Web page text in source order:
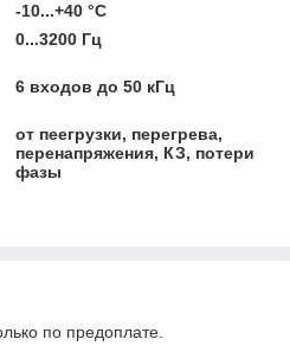
-10...+40 °C
0...3200 Гц
6 входов до 50 кГц
от пеегрузки, перегрева,
перенапряжения, КЗ, потери
фазы
по предоплате.